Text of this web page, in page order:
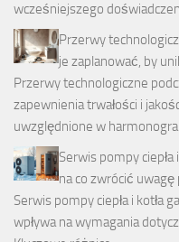
wcześniejszego
Przerwy
je zaplanować, by
Przerwy technologiczne
zapewnienia trwałości i
uwzględnione w
Serwis pompy
na co zwrócić
Serwis pompy ciepła i kotła
wpływa na wymagania